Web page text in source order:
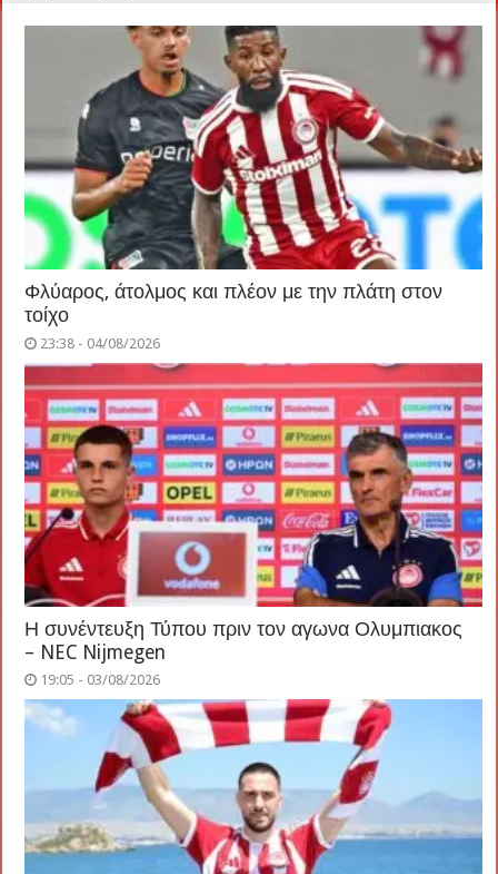
Φλύαρος, άτολμος και πλέον με την πλάτη στον
τοίχο
23:38 - 04/08/2026
Η συνέντευξη Τύπου πριν τον αγωνα Ολυμπιακος
– NEC Nijmegen
19:05 - 03/08/2026